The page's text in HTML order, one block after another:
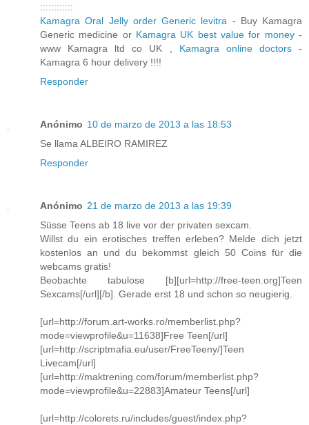
::::::::::::
Kamagra Oral Jelly order Generic levitra - Buy Kamagra
Generic medicine or Kamagra UK best value for money -
www Kamagra ltd co UK , Kamagra online doctors-
Kamagra 6 hour delivery !!!!
Responder
Anónimo 10 de marzo de 2013 a las 18:53
Se llama ALBEIRO RAMIREZ
Responder
Anónimo 21 de marzo de 2013 a las 19:39
Süsse Teens ab 18 live vor der privaten sexcam.
Willst du ein erotisches treffen erleben? Melde dich jetzt
kostenlos an und du bekommst gleich 50 Coins für die
webcams gratis!
Beobachte tabulose [b][url=http://free-teen.org]Teen
Sexcams[/url][/b]. Gerade erst 18 und schon so neugierig.
[url=http://forum.art-works.ro/memberlist.php?
mode=viewprofile&u=11638]Free Teen[/url]
[url=http://scriptmafia.eu/user/FreeTeeny/]Teen
Livecam[/url]
[url=http://maktrening.com/forum/memberlist.php?
mode=viewprofile&u=22883]Amateur Teens[/url]
[url=http://colorets.ru/includes/guest/index.php?